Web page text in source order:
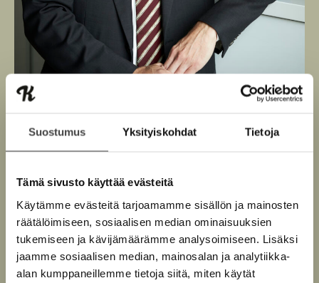
Suostumus Yksityiskohdat Tietoja
Tämä sivusto käyttää evästeitä
Käytämme evästeitä tarjoamamme sisällön ja mainosten
räätälöimiseen, sosiaalisen median ominaisuuksien
tukemiseen ja kävijämäärämme analysoimiseen. Lisäksi
jaamme sosiaalisen median, mainosalan ja analytiikka-
alan kumppaneillemme tietoja siitä, miten käytät
Teokset